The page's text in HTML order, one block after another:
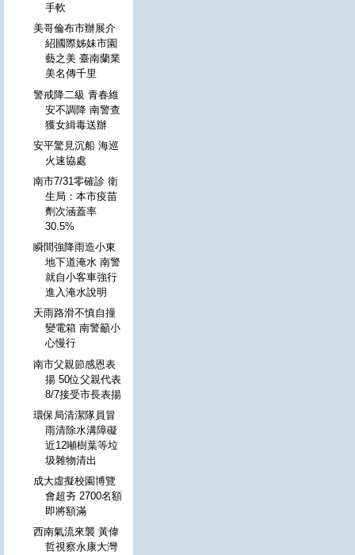
手軟
美哥倫布市辦展介
紹國際姊妹市園
藝之美 臺南蘭業
美名傳千里
警戒降二級 青春維
安不調降 南警查
獲女緝毒送辦
安平驚見沉船 海巡
火速協處
南市7/31零確診 衛
生局：本市疫苗
劑次涵蓋率
30.5%
瞬間強降雨造小東
地下道淹水 南警
就自小客車強行
進入淹水說明
天雨路滑不慎自撞
變電箱 南警籲小
心慢行
南市父親節感恩表
揚 50位父親代表
8/7接受市長表揚
環保局清潔隊員冒
雨清除水溝障礙
近12噸樹葉等垃
圾雜物清出
成大虛擬校園博覽
會超夯 2700名額
即將額滿
西南氣流來襲 黃偉
哲視察永康大灣